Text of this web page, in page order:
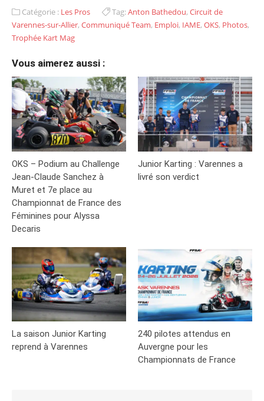
Catégorie : Les Pros Tag:Anton Bathedou, Circuit de
Varennes-sur-Allier, Communiqué Team, Emploi, IAME, OKS, Photos,
Trophée Kart Mag
Vous aimerez aussi :
OKS – Podium au Challenge
Jean-Claude Sanchez à
Muret et 7e place au
Championnat de France des
Féminines pour Alyssa
Decaris
Junior Karting : Varennes a
livré son verdict
La saison Junior Karting
reprend à Varennes
240 pilotes attendus en
Auvergne pour les
Championnats de France